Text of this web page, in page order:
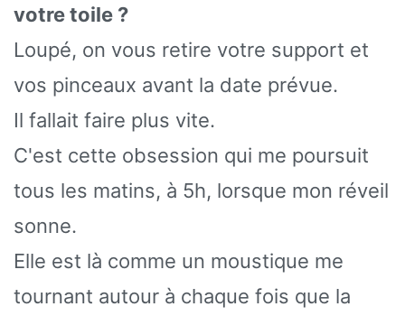
votre toile ?
Loupé, on vous retire votre support et
vos pinceaux avant la date prévue.
Il fallait faire plus vite.
C'est cette obsession qui me poursuit
tous les matins, à 5h, lorsque mon réveil
sonne.
Elle est là comme un moustique me
tournant autour à chaque fois que la